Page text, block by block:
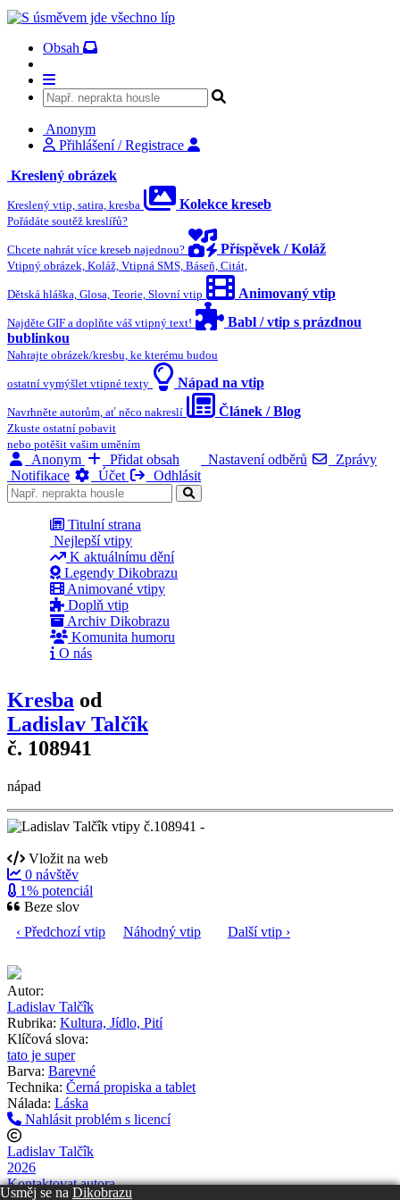
Obsah
Anonym
Přihlášení / Registrace
Kreslený obrázek
Kreslený vtip, satira, kresba Kolekce kreseb
Pořádáte soutěž kreslířů?
Chcete nahrát více kreseb najednou? Příspěvek / Koláž
Vtipný obrázek, Koláž, Vtipná SMS, Báseň, Citát,
Dětská hláška, Glosa, Teorie, Slovní vtip Animovaný vtip
Najděte GIF a doplňte váš vtipný text!
Babl / vtip s prázdnou
bublinkou
Nahrajte obrázek/kresbu, ke kterému budou
ostatní vymýšlet vtipné texty Nápad na vtip
Navrhněte autorům, ať něco nakreslí Článek / Blog
Zkuste ostatní pobavit
nebo potěšit vašim uměním
Anonym Přidat obsah Nastavení odběrů
Zprávy
Notifikace
Účet Odhlásit
Titulní strana
Nejlepší vtipy
K aktuálnímu dění
Legendy Dikobrazu
Animované vtipy
Doplň vtip
Archiv Dikobrazu
Komunita humoru
O nás
Kresba od
Ladislav Talčîk
č. 108941
nápad
Vložit na web
0 návštěv
1% potenciál
Beze slov
‹ Předchozí vtip
Náhodný vtip Další vtip ›
Autor:
Ladislav Talčîk
Rubrika: Kultura, Jídlo, Pití
Klíčová slova:
tato je super
Barva: Barevné
Technika: Černá propiska a tablet
Nálada: Láska
Nahlásit problém s licencí
Ladislav Talčîk
2026
Kontaktovat autora
Usměj se na Dikobrazu